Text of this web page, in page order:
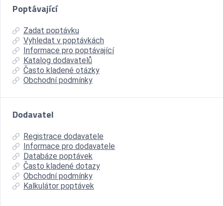
Poptávající
Zadat poptávku
Vyhledat v poptávkách
Informace pro poptávající
Katalog dodavatelů
Často kladené otázky
Obchodní podmínky
Dodavatel
Registrace dodavatele
Informace pro dodavatele
Databáze poptávek
Často kladené dotazy
Obchodní podmínky
Kalkulátor poptávek